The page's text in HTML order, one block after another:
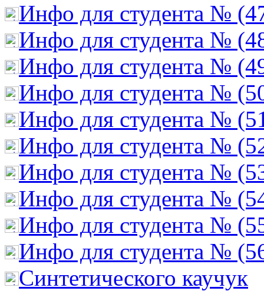
Инфо для студента №
Инфо для студента №
Инфо для студента №
Инфо для студента №
Инфо для студента №
Инфо для студента №
Инфо для студента №
Инфо для студента №
Инфо для студента №
Инфо для студента №
Cинтетического каучук